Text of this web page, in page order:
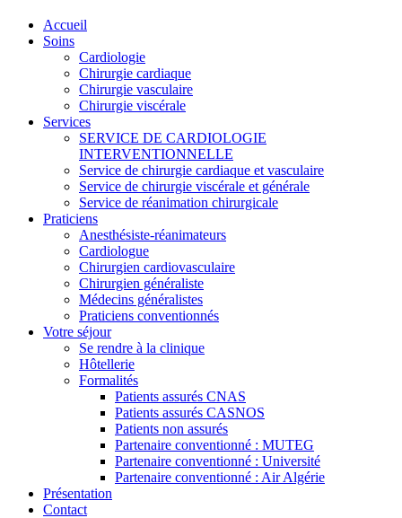
Accueil
Soins
Cardiologie
Chirurgie cardiaque
Chirurgie vasculaire
Chirurgie viscérale
Services
SERVICE DE CARDIOLOGIE
INTERVENTIONNELLE
Service de chirurgie cardiaque et vasculaire
Service de chirurgie viscérale et générale
Service de réanimation chirurgicale
Praticiens
Anesthésiste-réanimateurs
Cardiologue
Chirurgien cardiovasculaire
Chirurgien généraliste
Médecins généralistes
Praticiens conventionnés
Votre séjour
Se rendre à la clinique
Hôtellerie
Formalités
Patients assurés CNAS
Patients assurés CASNOS
Patients non assurés
Partenaire conventionné : MUTEG
Partenaire conventionné : Université
Partenaire conventionné : Air Algérie
Présentation
Contact